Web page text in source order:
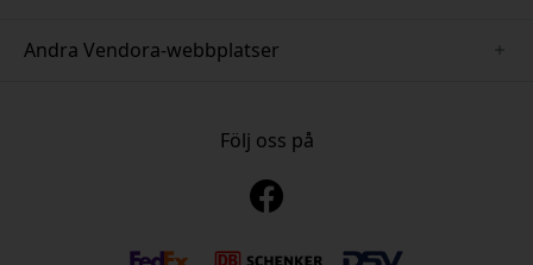
Andra Vendora-webbplatser
Följ oss på